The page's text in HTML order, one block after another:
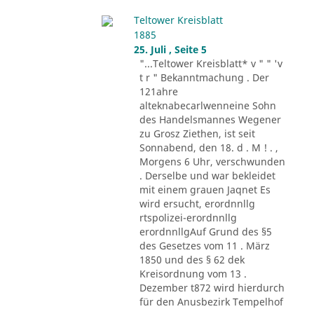
Teltower Kreisblatt
1885
25. Juli , Seite 5
"...Teltower Kreisblatt* v " " 'v
t r " Bekanntmachung . Der
121ahre
alteknabecarlwenneine Sohn
des Handelsmannes Wegener
zu Grosz Ziethen, ist seit
Sonnabend, den 18. d . M ! . ,
Morgens 6 Uhr, verschwunden
. Derselbe und war bekleidet
mit einem grauen Jaqnet Es
wird ersucht, erordnnllg
rtspolizei-erordnnllg
erordnnllgAuf Grund des §5
des Gesetzes vom 11 . März
1850 und des § 62 dek
Kreisordnung vom 13 .
Dezember t872 wird hierdurch
für den Anusbezirk Tempelhof